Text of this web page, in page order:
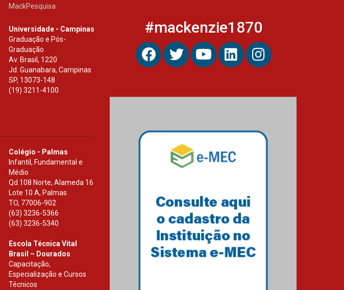
MackPesquisa
Universidade - Campinas
Graduação e Pós-
Graduação
Av. Brasil, 1220
Jd. Guanabara, Campinas
SP, 13073-148
(19) 3211-4100
Colégio - Palmas
Infantil, Fundamental e
Médio
Qd.108 Norte, Alameda 16
Lote 10 A, Palmas
TO, 77006-902
(63) 3236-5366
(63) 3236-5340
Escola Técnica Vital
Brasil – Dourados
Capacitação,
Especialização e Cursos
Técnicos
#mackenzie1870